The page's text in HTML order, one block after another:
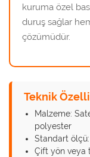
kuruma özel
duruş sağlar
çözümüdür.
Teknik
Malzeme:
polyester
Standart
Çift yön veya